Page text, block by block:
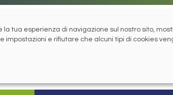
tua esperienza di navigazione sul nostro sito,
impostazioni e rifiutare che alcuni tipi di cookies